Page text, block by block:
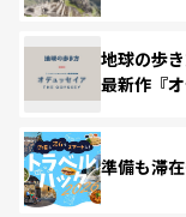
地球の歩
最新作『
準備も滞